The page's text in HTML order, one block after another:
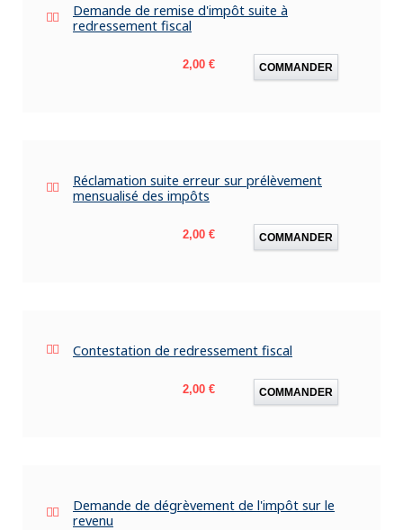
Demande de remise d'impôt suite à
redressement fiscal
Prix
2,00 € COMMANDER
Réclamation suite erreur sur prélèvement
mensualisé des impôts
Prix
2,00 € COMMANDER
Contestation de redressement fiscal
Prix
2,00 € COMMANDER
Demande de dégrèvement de l'impôt sur le
revenu